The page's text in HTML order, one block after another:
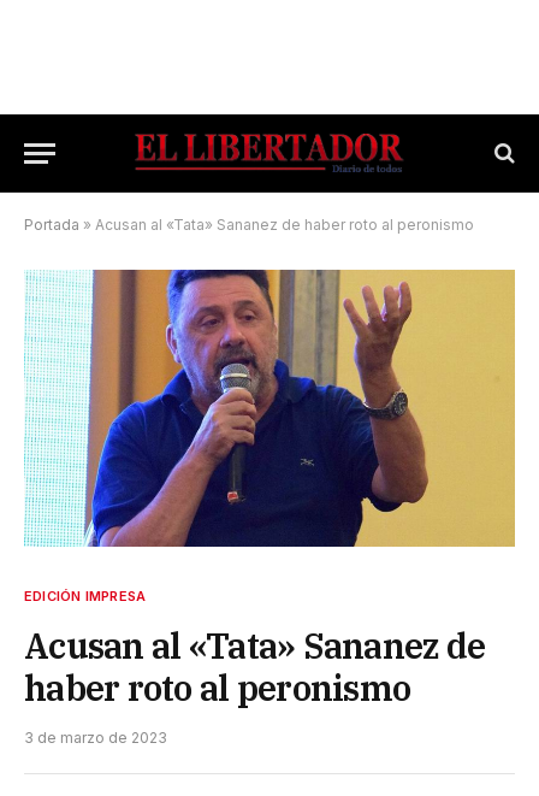
Portada » Acusan al «Tata» Sananez de haber roto al peronismo
EDICIÓN IMPRESA
Acusan al «Tata» Sananez de
haber roto al peronismo
3 de marzo de 2023